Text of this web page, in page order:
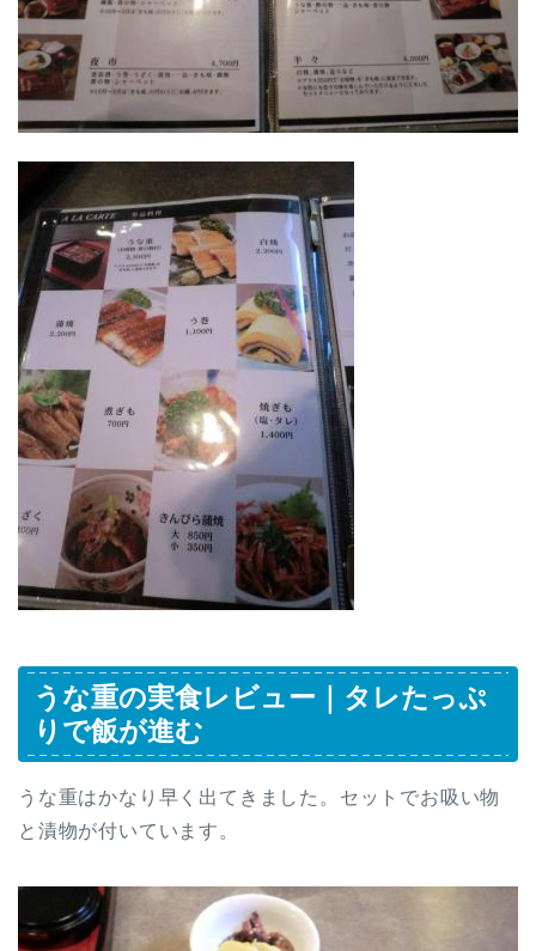
うな重の実食レビュー｜タレたっぷ
りで飯が進む
うな重はかなり早く出てきました。セットでお吸い物
と漬物が付いています。